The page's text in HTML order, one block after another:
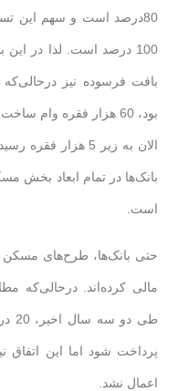
80درصد است و سهم این
100 درصد است. لذا در
بافت فرسوده نیز
بود، 60 هزار فقره
الان به زیر 5
بانک‌ها در تمام ابعاد بخش
است.
مالی کرده‌اند. درحالی‌که
پرداخت شود اما این اتفاق
اعمال نشد.